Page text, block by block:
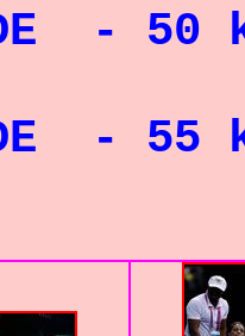
-
-